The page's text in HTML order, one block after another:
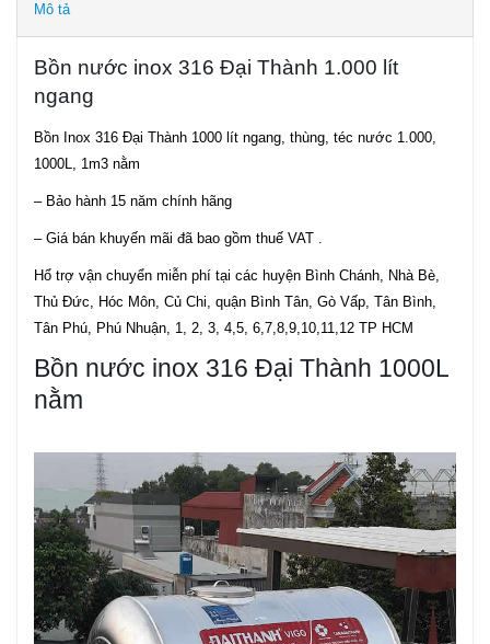
Mô tả
Bồn nước inox 316 Đại Thành 1.000 lít
ngang
Bồn Inox 316 Đại Thành 1000 lít ngang, thùng, téc nước 1.000,
1000L, 1m3 nằm
– Bảo hành 15 năm chính hãng
– Giá bán khuyến mãi đã bao gồm thuế VAT .
Hổ trợ vận chuyển miễn phí tại các huyện Bình Chánh, Nhà Bè,
Thủ Đức, Hóc Môn, Củ Chi, quận Bình Tân, Gò Vấp, Tân Bình,
Tân Phú, Phú Nhuận, 1, 2, 3, 4,5, 6,7,8,9,10,11,12 TP HCM
Bồn nước inox 316 Đại Thành 1000L
nằm